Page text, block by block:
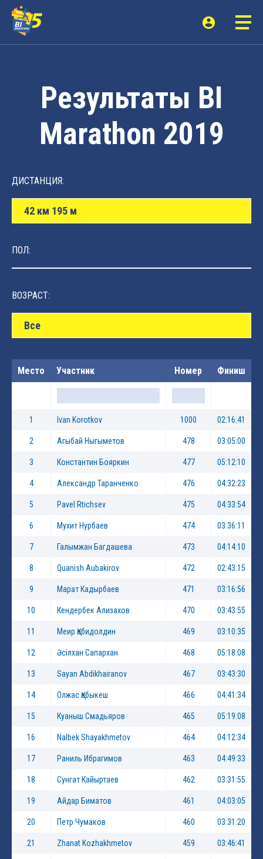
Результаты BI
Marathon 2019
ДИСТАНЦИЯ:
42 км 195 м
ПОЛ:
ВОЗРАСТ:
Все
Место Участник Номер Финиш
1 Ivan Korotkov 1000 02:16:41
2 Агыбай Ныгыметов 478 03:05:00
3 Константин Бояркин 477 05:12:10
4 Александр Таранченко 476 04:32:23
5 Pavel Rtichsev 475 04:33:54
6 Мухит Нурбаев 474 03:36:11
7 Галымжан Багдашева 473 04:14:10
8 Quanish Aubakirov 472 02:43:15
9 Марат Кадырбаев 471 03:16:56
10 Кендербек Ализахов 470 03:43:55
11 Меир Қабидолдин 469 03:10:35
12 Әсілхан Сапархан 468 05:18:08
13 Sayan Abdikhairanov 467 03:43:30
14 Олжас Қабыкеш 466 04:41:34
15 Куаныш Смадьяров 465 05:19:08
16 Nalbek Shayakhmetov 464 04:12:34
17 Раниль Ибрагимов 463 04:49:33
18 Сунгат Кайыртаев 462 03:31:55
19 Айдар Биматов 461 04:03:05
20 Петр Чумаков 460 03:31:20
21 Zhanat Kozhakhmetov 459 03:46:41